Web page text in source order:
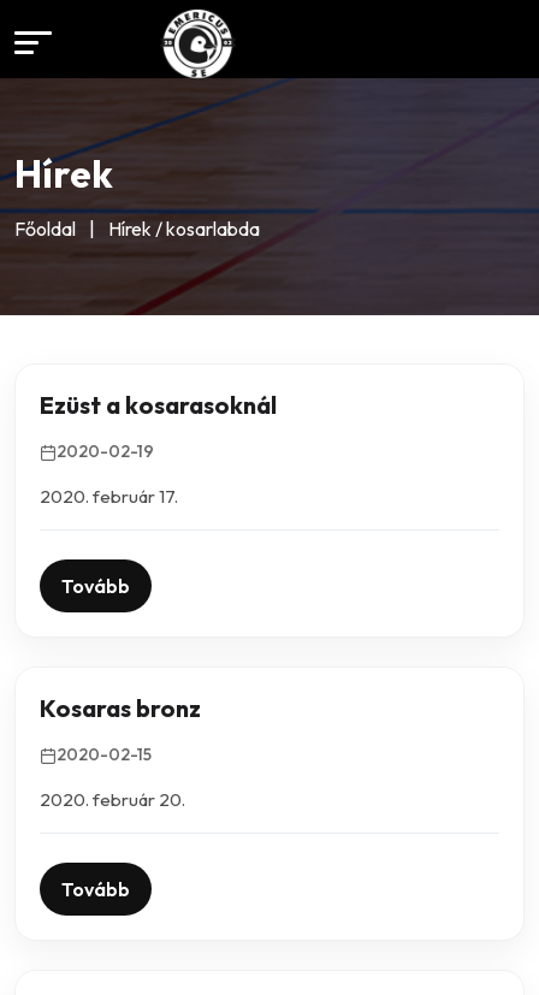
Hírek
Főoldal Hírek / kosarlabda
Ezüst a kosarasoknál
2020-02-19
2020. február 17.
Tovább
Kosaras bronz
2020-02-15
2020. február 20.
Tovább